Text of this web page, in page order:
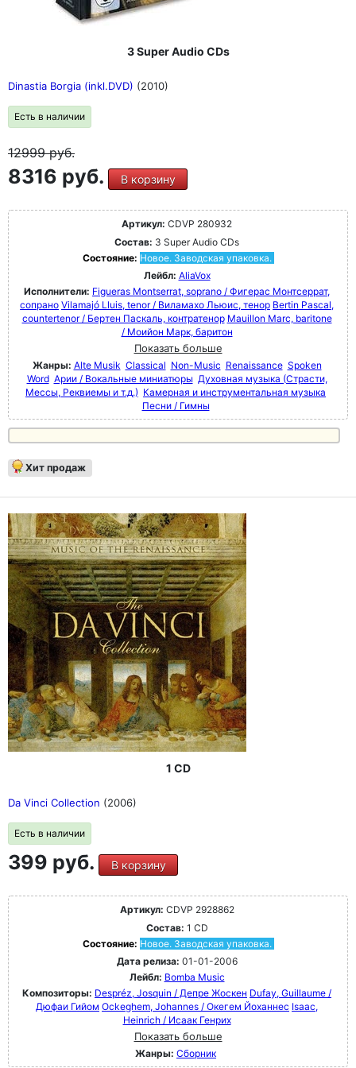
3 Super Audio CDs
Dinastia Borgia (inkl.DVD) (2010)
Есть в наличии
12999руб.
8316 руб. В корзину
Артикул: CDVP 280932
Состав: 3 Super Audio CDs
Состояние: Новое. Заводская упаковка.
Лейбл: AliaVox
Исполнители: Figueras Montserrat, soprano / Фигерас Монтсеррат,
сопрано Vilamajó Lluis, tenor / Виламахо Льюис, тенор Bertin Pascal,
countertenor / Бертен Паскаль, контратенор Mauillon Marc, baritone
/ Моийон Марк, баритон
Показать больше
Жанры: Alte Musik Classical Non-Music Renaissance Spoken
Word Арии / Вокальные миниатюры Духовная музыка (Страсти,
Мессы, Реквиемы и т.д.) Камерная и инструментальная музыка
Песни / Гимны
Хит продаж
1 CD
Da Vinci Collection (2006)
Есть в наличии
399 руб. В корзину
Артикул: CDVP 2928862
Состав: 1 CD
Состояние: Новое. Заводская упаковка.
Дата релиза: 01-01-2006
Лейбл: Bomba Music
Композиторы: Despréz, Josquin / Депре Жоскен Dufay, Guillaume /
Дюфаи Гийом Ockeghem, Johannes / Окегем Йоханнес Isaac,
Heinrich / Исаак Генрих
Показать больше
Жанры: Сборник